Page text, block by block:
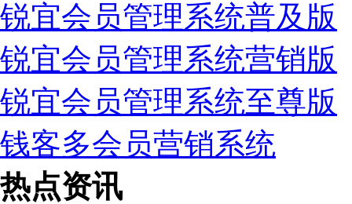
锐宜会员管理系统普及版
锐宜会员管理系统营销版
锐宜会员管理系统至尊版
钱客多会员营销系统
热点资讯